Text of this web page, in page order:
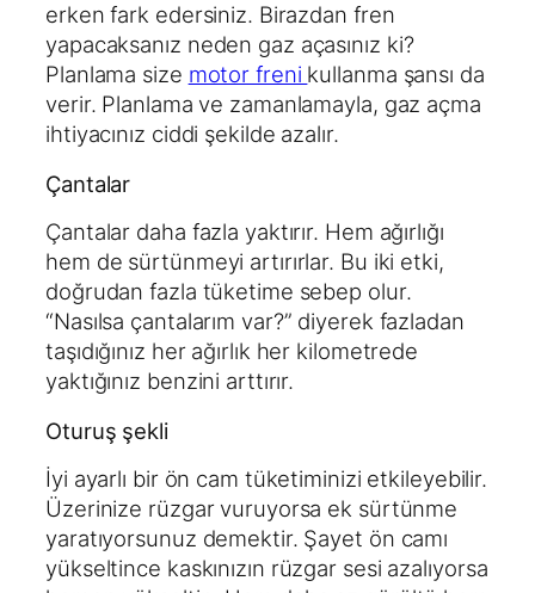
erken fark edersiniz. Birazdan fren
yapacaksanız neden gaz açasınız ki?
Planlama size motor freni kullanma şansı da
verir. Planlama ve zamanlamayla, gaz açma
ihtiyacınız ciddi şekilde azalır.
Çantalar
Çantalar daha fazla yaktırır. Hem ağırlığı
hem de sürtünmeyi artırırlar. Bu iki etki,
doğrudan fazla tüketime sebep olur.
“Nasılsa çantalarım var?” diyerek fazladan
taşıdığınız her ağırlık her kilometrede
yaktığınız benzini arttırır.
Oturuş şekli
İyi ayarlı bir ön cam tüketiminizi etkileyebilir.
Üzerinize rüzgar vuruyorsa ek sürtünme
yaratıyorsunuz demektir. Şayet ön camı
yükseltince kaskınızın rüzgar sesi azalıyorsa